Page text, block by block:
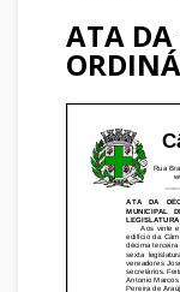
ATA DA